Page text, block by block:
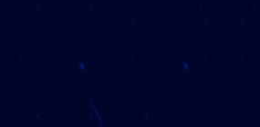
e mëngjesit kur…